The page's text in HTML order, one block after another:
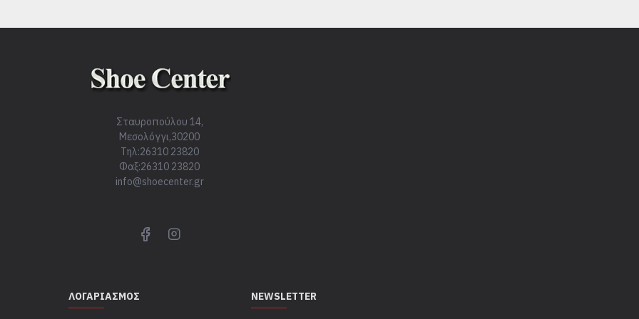
Σταυροπούλου 14,
Μεσολόγγι,30200
Τηλ:26310 23820
Φαξ:26310 23820
info@shoecenter.gr
ΛΟΓΑΡΙΑΣΜΌΣ NEWSLETTER